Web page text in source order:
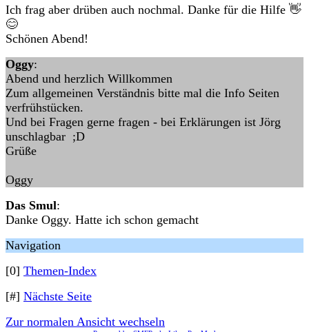
Ich frag aber drüben auch nochmal. Danke für die Hilfe 👋
😊
Schönen Abend!
Oggy:
Abend und herzlich Willkommen
Zum allgemeinen Verständnis bitte mal die Info Seiten
verfrühstücken.
Und bei Fragen gerne fragen - bei Erklärungen ist Jörg
unschlagbar ;D
Grüße
Oggy
Das Smul:
Danke Oggy. Hatte ich schon gemacht
Navigation
[0] Themen-Index
[#] Nächste Seite
Zur normalen Ansicht wechseln